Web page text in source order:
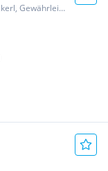
Hybrid Elektro/Benzin, Schaltgetriebe, gültiges Pickerl, Gewährleistung, Garantie